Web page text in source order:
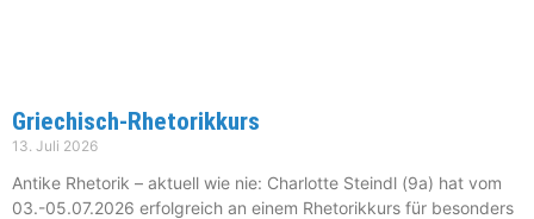
Griechisch-Rhetorikkurs
13. Juli 2026
Antike Rhetorik – aktuell wie nie: Charlotte Steindl (9a) hat vom
03.-05.07.2026 erfolgreich an einem Rhetorikkurs für besonders